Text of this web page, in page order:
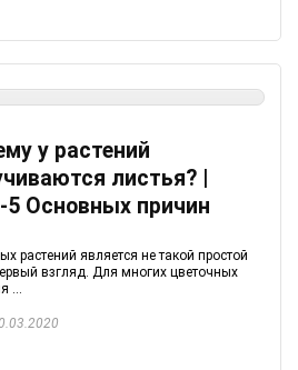
у растений
листья? |
Основных причин
растений является не такой простой
взгляд. Для многих цветочных
...